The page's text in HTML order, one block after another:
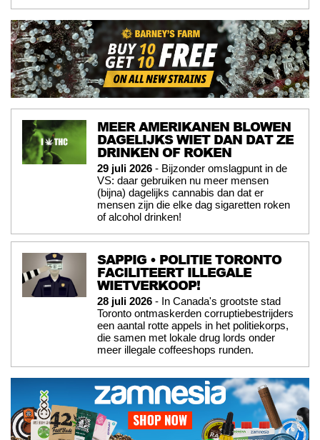
MEER AMERIKANEN BLOWEN
DAGELIJKS WIET DAN DAT ZE
DRINKEN OF ROKEN
29 juli 2026 - Bijzonder omslagpunt in de
VS: daar gebruiken nu meer mensen
(bijna) dagelijks cannabis dan dat er
mensen zijn die elke dag sigaretten roken
of alcohol drinken!
SAPPIG • POLITIE TORONTO
FACILITEERT ILLEGALE
WIETVERKOOP!
28 juli 2026 - In Canada's grootste stad
Toronto ontmaskerden corruptiebestrijders
een aantal rotte appels in het politiekorps,
die samen met lokale drug lords onder
meer illegale coffeeshops runden.